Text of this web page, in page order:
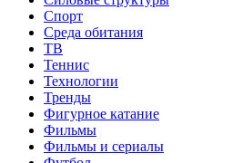
Спорт
Среда обитания
ТВ
Теннис
Технологии
Тренды
Фигурное катание
Фильмы
Фильмы и сериалы